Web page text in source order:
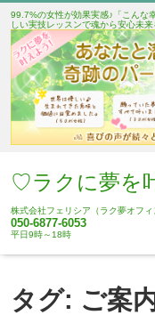
99.7%の女性が効果実感♪「こんな
しい実技レッスンで魂から安心未来
♡ラクに夢を
株式会社フェリシア（ラク夢オフィ
050-6877-6053
平日9時～18時
タグ: ご案